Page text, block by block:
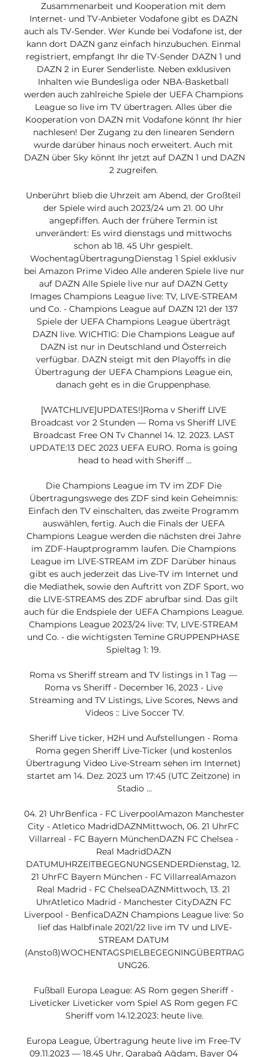
Zusammenarbeit und Kooperation mit dem
Internet- und TV-Anbieter Vodafone gibt es DAZN
auch als TV-Sender. Wer Kunde bei Vodafone ist, der
kann dort DAZN ganz einfach hinzubuchen. Einmal
registriert, empfangt Ihr die TV-Sender DAZN 1 und
DAZN 2 in Eurer Senderliste. Neben exklusiven
Inhalten wie Bundesliga oder NBA-Basketball
werden auch zahlreiche Spiele der UEFA Champions
League so live im TV übertragen. Alles über die
Kooperation von DAZN mit Vodafone könnt Ihr hier
nachlesen! Der Zugang zu den linearen Sendern
wurde darüber hinaus noch erweitert. Auch mit
DAZN über Sky könnt Ihr jetzt auf DAZN 1 und DAZN
2 zugreifen.
Unberührt blieb die Uhrzeit am Abend, der Großteil
der Spiele wird auch 2023/24 um 21. 00 Uhr
angepfiffen. Auch der frühere Termin ist
unverändert: Es wird dienstags und mittwochs
schon ab 18. 45 Uhr gespielt.
WochentagÜbertragungDienstag 1 Spiel exklusiv
bei Amazon Prime Video Alle anderen Spiele live nur
auf DAZN Alle Spiele live nur auf DAZN Getty
Images Champions League live: TV, LIVE-STREAM
und Co. - Champions League auf DAZN 121 der 137
Spiele der UEFA Champions League überträgt
DAZN live. WICHTIG: Die Champions League auf
DAZN ist nur in Deutschland und Österreich
verfügbar. DAZN steigt mit den Playoffs in die
Übertragung der UEFA Champions League ein,
danach geht es in die Gruppenphase.
[WATCHLIVE]UPDATES!]Roma v Sheriff LIVE
Broadcast vor 2 Stunden — Roma vs Sheriff LIVE
Broadcast Free ON Tv Channel 14. 12. 2023. LAST
UPDATE:13 DEC 2023 UEFA EURO. Roma is going
head to head with Sheriff ...
Die Champions League im TV im ZDF Die
Übertragungswege des ZDF sind kein Geheimnis:
Einfach den TV einschalten, das zweite Programm
auswählen, fertig. Auch die Finals der UEFA
Champions League werden die nächsten drei Jahre
im ZDF-Hauptprogramm laufen. Die Champions
League im LIVE-STREAM im ZDF Darüber hinaus
gibt es auch jederzeit das Live-TV im Internet und
die Mediathek, sowie den Auftritt von ZDF Sport, wo
die LIVE-STREAMS des ZDF abrufbar sind. Das gilt
auch für die Endspiele der UEFA Champions League.
Champions League 2023/24 live: TV, LIVE-STREAM
und Co. - die wichtigsten Temine GRUPPENPHASE
Spieltag 1: 19.
Roma vs Sheriff stream and TV listings in 1 Tag —
Roma vs Sheriff - December 16, 2023 - Live
Streaming and TV Listings, Live Scores, News and
Videos :: Live Soccer TV.
Sheriff Live ticker, H2H und Aufstellungen - Roma
Roma gegen Sheriff Live-Ticker (und kostenlos
Übertragung Video Live-Stream sehen im Internet)
startet am 14. Dez. 2023 um 17:45 (UTC Zeitzone) in
Stadio ...
04. 21 UhrBenfica - FC LiverpoolAmazon Manchester
City - Atletico MadridDAZNMittwoch, 06. 21 UhrFC
Villarreal - FC Bayern MünchenDAZN FC Chelsea -
Real MadridDAZN
DATUMUHRZEITBEGEGNUNGSENDERDienstag, 12.
21 UhrFC Bayern München - FC VillarrealAmazon
Real Madrid - FC ChelseaDAZNMittwoch, 13. 21
UhrAtletico Madrid - Manchester CityDAZN FC
Liverpool - BenficaDAZN Champions League live: So
lief das Halbfinale 2021/22 live im TV und LIVE-
STREAM DATUM
(Anstoß)WOCHENTAGSPIELBEGEGNINGÜBERTRAG
UNG26.
Fußball Europa League: AS Rom gegen Sheriff -
Liveticker Liveticker vom Spiel AS Rom gegen FC
Sheriff vom 14.12.2023: heute live.
Europa League, Übertragung heute live im Free-TV
09.11.2023 — 18.45 Uhr, Qarabağ Ağdam, Bayer 04